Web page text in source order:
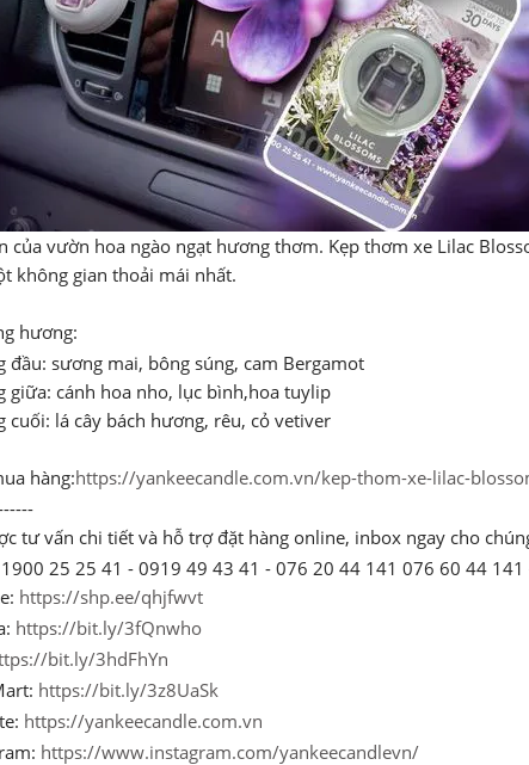
của vườn hoa ngào ngạt hương thơm. Kẹp thơm xe Lilac
không gian thoải mái nhất.
hương:
đầu: sương mai, bông súng, cam Bergamot
giữa: cánh hoa nho, lục bình,hoa tuylip
cuối: lá cây bách hương, rêu, cỏ vetiver
hàng:https://yankeecandle.com.vn/kep-thom-xe-lilac-
tư vấn chi tiết và hỗ trợ đặt hàng online, inbox ngay cho
25 25 41 - 0919 49 43 41 - 076 20 44 141 076 60 44 141
https://shp.ee/qhjfwvt
https://bit.ly/3fQnwho
bit.ly/3hdFhYn
https://bit.ly/3z8UaSk
https://yankeecandle.com.vn
https://www.instagram.com/yankeecandlevn/